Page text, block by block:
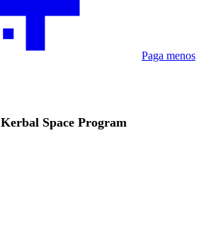
Paga menos
Kerbal Space Program